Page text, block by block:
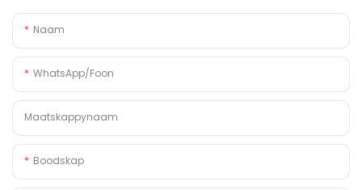
Naam
WhatsApp/foon
Maatskappynaam
Boodskap